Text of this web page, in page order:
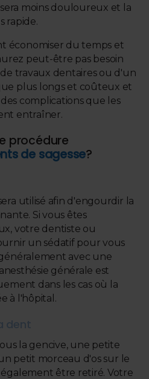
moins douloureux et la
rapide.
économiser du temps et
peut-être pas besoin
travaux dentaires ou d'un
plus longs et coûteux et
complications que les
entraîner.
procédure
de sagesse?
utilisé afin d'engourdir la
Si vous êtes
votre dentiste ou
un sédatif pour vous
avec une
générale est
dans les cas où la
à l'hôpital.
dent
la gencive, une petite
petit morceau d'os sur le
être retiré. Votre